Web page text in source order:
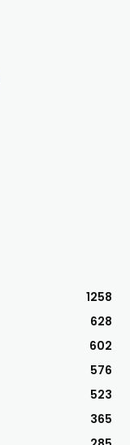
1258
628
602
576
523
365